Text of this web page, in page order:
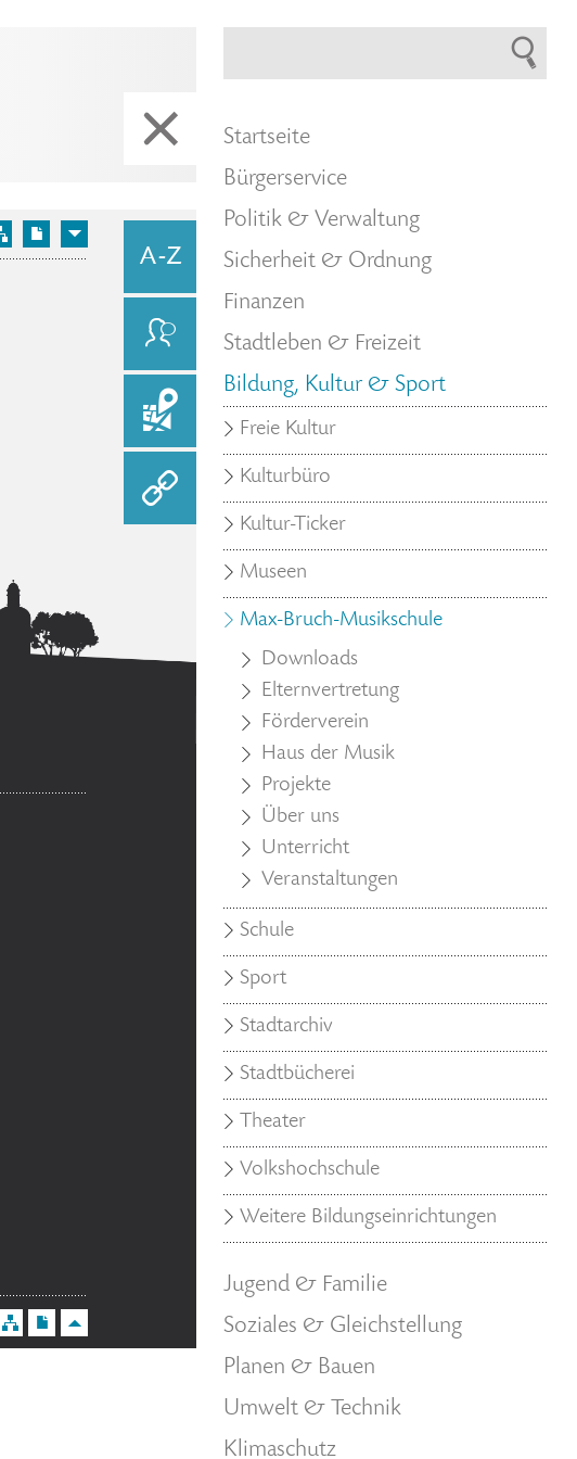
Startseite
Bürgerservice
Politik & Verwaltung
Sicherheit & Ordnung
Finanzen
Stadtleben & Freizeit
Bildung, Kultur & Sport
Freie Kultur
Kulturbüro
Kultur-Ticker
Museen
Max-Bruch-Musikschule
Downloads
Elternvertretung
Förderverein
Haus der Musik
Projekte
Über uns
Unterricht
Veranstaltungen
Schule
Sport
Stadtarchiv
Stadtbücherei
Theater
Volkshochschule
Weitere Bildungseinrichtungen
Jugend & Familie
Soziales & Gleichstellung
Planen & Bauen
Umwelt & Technik
Klimaschutz